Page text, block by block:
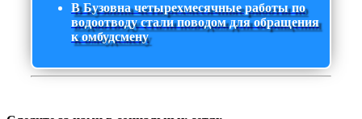
В Бузовна четырехмесячные работы по
водоотводу стали поводом для обращения
к омбудсмену